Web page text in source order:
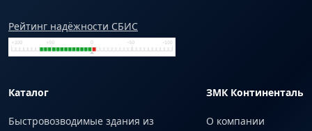
Рейтинг надёжности СБИС
Каталог
Быстровозводимые здания из
ЗМК Континенталь
О компании